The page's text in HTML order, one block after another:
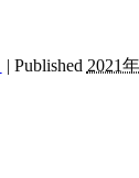
| Published 2021